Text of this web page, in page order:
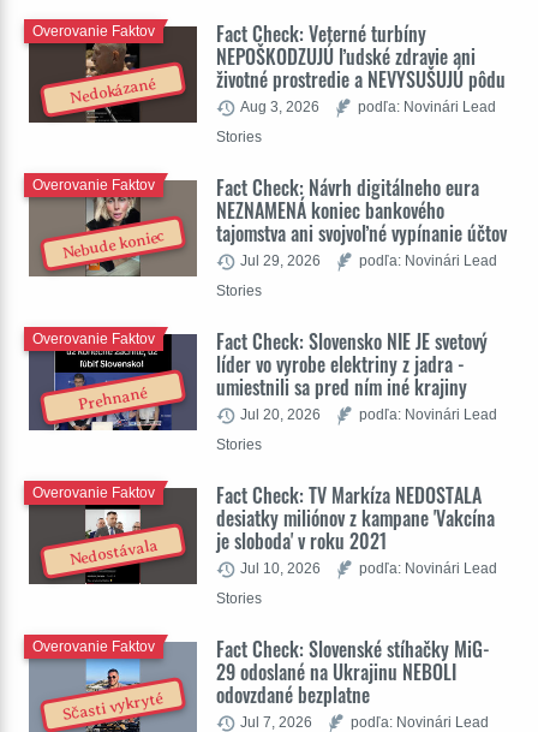
Nedokázané
Fact Check: Veterné turbíny
NEPOŠKODZUJÚ ľudské zdravie ani
životné prostredie a NEVYSUŠUJÚ pôdu
Overovanie Faktov
Aug 3, 2026
podľa: Novinári Lead
Stories
Nebude koniec
Fact Check: Návrh digitálneho eura
NEZNAMENÁ koniec bankového
tajomstva ani svojvoľné vypínanie účtov
Overovanie Faktov
Jul 29, 2026
podľa: Novinári Lead
Stories
Prehnané
Fact Check: Slovensko NIE JE svetový
líder vo vyrobe elektriny z jadra -
umiestnili sa pred ním iné krajiny
Overovanie Faktov
Jul 20, 2026
podľa: Novinári Lead
Stories
Nedostávala
Fact Check: TV Markíza NEDOSTALA
desiatky miliónov z kampane 'Vakcína
je sloboda' v roku 2021
Overovanie Faktov
Jul 10, 2026
podľa: Novinári Lead
Stories
Sčasti vykryté
Fact Check: Slovenské stíhačky MiG-
29 odoslané na Ukrajinu NEBOLI
odovzdané bezplatne
Overovanie Faktov
Jul 7, 2026
podľa: Novinári Lead